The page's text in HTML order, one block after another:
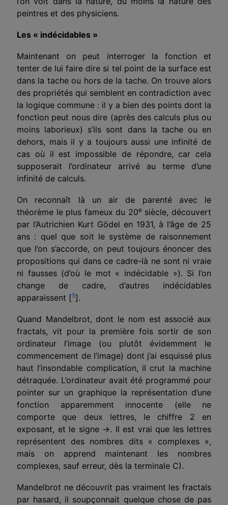
peintres et des physiciens.
Les « indécidables »
Maintenant on peut interroger la fonction et
tenter de lui faire dire si tel point de la surface est
dans la tache ou hors de la tache. On trouve alors
des propriétés qui semblent en contradiction avec
la logique commune : il y a bien des points dont la
fonction peut nous dire (après des calculs plus ou
moins laborieux) s’ils sont dans la tache ou en
dehors, mais il y a toujours aussi une infinité de
cas où il est impossible de répondre, car cela
supposerait l’ordinateur arrivé au terme d’une
infinité de calculs.
On reconnaît là un air de parenté avec le
théorème le plus fameux du 20esiècle, découvert
par l’Autrichien Kurt Gödel en 1931, à l’âge de 25
ans : quel que soit le système de raisonnement
que l’on s’accorde, on peut toujours énoncer des
propositions qui dans ce cadre-là ne sont ni vraie
ni fausses (d’où le mot « indécidable »). Si l’on
change de cadre, d’autres indécidables
apparaissent [5].
Quand Mandelbrot, dont le nom est associé aux
fractals, vit pour la première fois sortir de son
ordinateur l’image (ou plutôt évidemment le
commencement de l’image) dont j’ai esquissé plus
haut l’insondable complication, il crut la machine
détraquée. L’ordinateur avait été programmé pour
pointer sur un graphique la représentation d’une
fonction apparemment innocente (elle ne
comporte que deux lettres, le chiffre 2 en
exposant, et le signe →. Il est vrai que les lettres
représentent des nombres dits « complexes »,
mais on apprend maintenant les nombres
complexes, sauf erreur, dès la terminale C).
Mandelbrot ne découvrit pas vraiment les fractals
par hasard, il soupçonnait quelque chose de pas